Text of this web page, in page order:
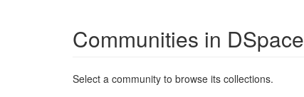
Communities in DSpace
Select a community to browse its collections.